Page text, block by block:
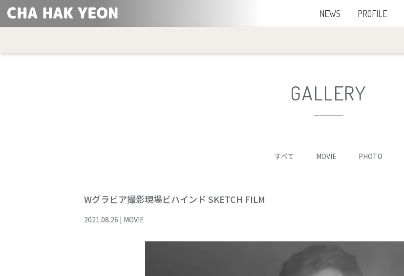
NEWS PROFILE
GALLERY
すべて MOVIE PHOTO
Wグラビア撮影現場ビハインド SKETCH FILM
2021.08.26 | MOVIE